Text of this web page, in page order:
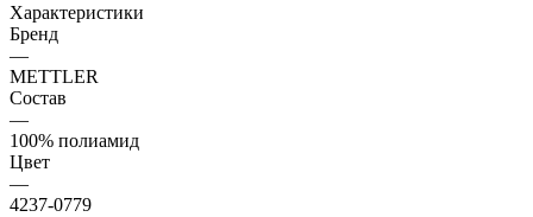
Характеристики
Бренд
—
METTLER
Состав
—
100% полиамид
Цвет
—
4237-0779